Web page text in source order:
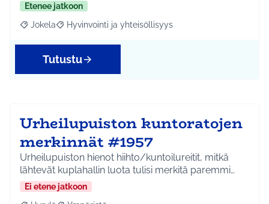
Etenee jatkoon
Rajaa tulokset aihepiirin mukaan: Jokela
Jokela Rajaa tulokset teeman mukaan: Hyvinvointi ja
Hyvinvointi ja yhteisöllisyys
Tutustu
Urheilupuiston kuntoratojen
merkinnät #1957
Urheilupuiston hienot hiihto/kuntoilureitit, mitkä
lähtevät kuplahallin luota tulisi merkitä paremmi…
Ei etene jatkoon